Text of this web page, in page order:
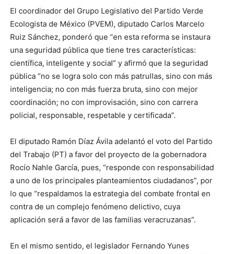
El coordinador del Grupo Legislativo del Partido Verde
Ecologista de México (PVEM), diputado Carlos Marcelo
Ruiz Sánchez, ponderó que “en esta reforma se instaura
una seguridad pública que tiene tres características:
científica, inteligente y social” y afirmó que la seguridad
pública “no se logra solo con más patrullas, sino con más
inteligencia; no con más fuerza bruta, sino con mejor
coordinación; no con improvisación, sino con carrera
policial, responsable, respetable y certificada”.
El diputado Ramón Díaz Ávila adelantó el voto del Partido
del Trabajo (PT) a favor del proyecto de la gobernadora
Rocío Nahle García, pues, “responde con responsabilidad
a uno de los principales planteamientos ciudadanos”, por
lo que “respaldamos la estrategia del combate frontal en
contra de un complejo fenómeno delictivo, cuya
aplicación será a favor de las familias veracruzanas”.
En el mismo sentido, el legislador Fernando Yunes